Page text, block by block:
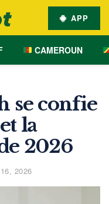
APP
CAMEROUN
se confie
la
2026
2026